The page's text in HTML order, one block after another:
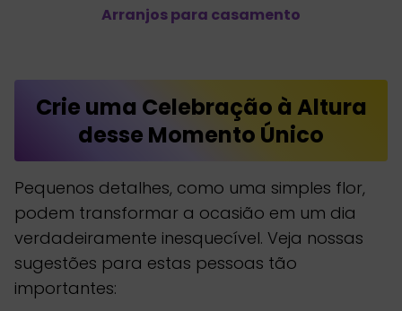
Arranjos para casamento
Crie uma Celebração à Altura
desse Momento Único
Pequenos detalhes, como uma simples flor,
podem transformar a ocasião em um dia
verdadeiramente inesquecível. Veja nossas
sugestões para estas pessoas tão
importantes: